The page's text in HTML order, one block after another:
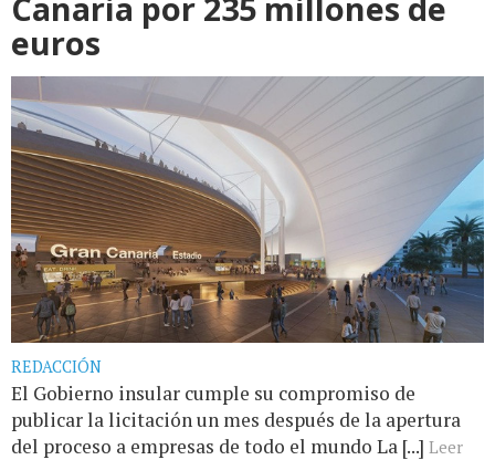
euros
REDACCIÓN
El Gobierno insular cumple su compromiso de
publicar la licitación un mes después de la apertura
del proceso a empresas de todo el mundo La [...] Leer